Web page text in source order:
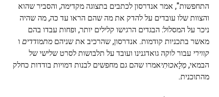
התחפשות", אמר אנדרסון לכתבים בתצוגה מקדימה, והסביר שהוא
והצוות שלו עובדים על להדק את מה שהם הראו עד כה, מה שהיה
ניכר על המסלול: הבגדים הרגישו קלילים יותר, ופחות עבדו בהם
מאשר בתכניות קודמות. אנדרסון, שהרכיב את שניהם מתמודדים ו
קווירי עבור לוקה גואדגנינו ועובד על תלבושות לסרט שלישי של
הבמאי, מְלָאכוּתִיאמרו שהם גם מחפשים לבנות דמויות בודדות כחלק
מהתוכנית.